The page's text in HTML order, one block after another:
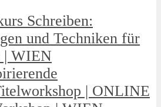
Schreiben:
und Techniken für
| WIEN
| ONLINE